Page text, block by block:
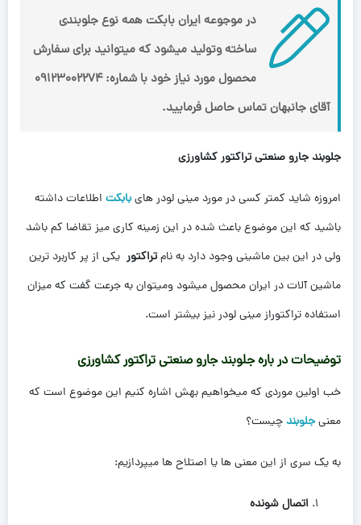
در موجوعه ایران بابکت همه نوع جلوبندی
ساخته وتولید میشود که میتوانید برای سفارش
محصول مورد نیاز خود با شماره: 09123002274
آقای جانبهان تماس حاصل فرمایید.
جلوبند جارو صنعتی تراکتور کشاورزی
امروزه شاید کمتر کسی در مورد مینی لودر هایبابکت اطلاعات داشته
باشید که این موضوع باعث شده در این زمینه کاری میز تقاضا کم باشد
ولی در این بین ماشینی وجود دارد به نامتراکتور یکی از پر کاربرد ترین
ماشین آلات در ایران محصول میشود ومیتوان به جرعت گفت که میزان
استفاده تراکتوراز مینی لودر نیز بیشتر است.
توضیحات در باره جلوبند جارو صنعتی تراکتور کشاورزی
خب اولین موردی که میخواهیم بهش اشاره کنیم این موضوع است که
معنیجلوبند چیست؟
به یک سری از این معنی ها یا اصتلاح ها میپردازیم:
اتصال شونده